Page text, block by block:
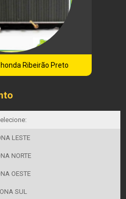
Ribeirão Preto
LESTE
NORTE
OESTE
SUL